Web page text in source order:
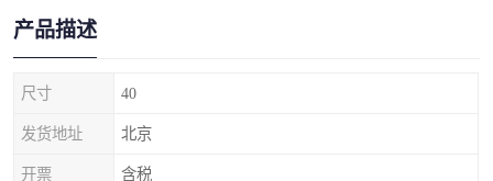
产品描述
尺寸 40
发货地址 北京
开票 含税